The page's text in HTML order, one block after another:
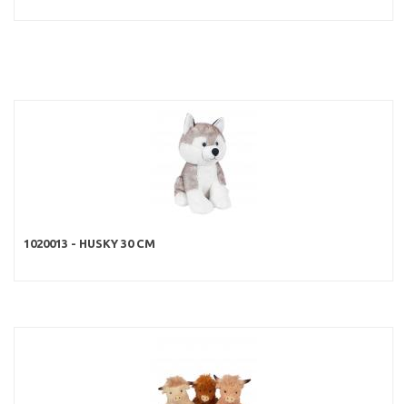
1020013 - HUSKY 30 CM